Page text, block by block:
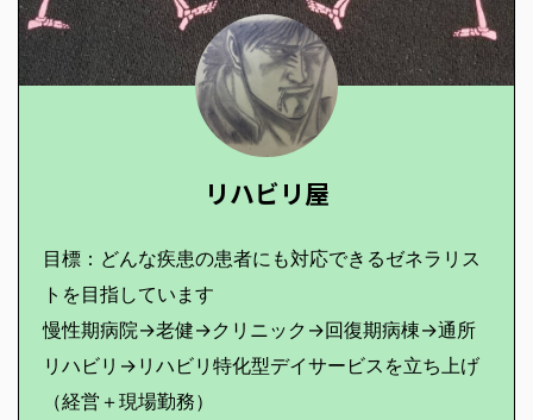
リハビリ屋
目標：どんな疾患の患者にも対応できるゼネラリス
トを目指しています
慢性期病院→老健→クリニック→回復期病棟→通所
リハビリ→リハビリ特化型デイサービスを立ち上げ
（経営＋現場勤務）